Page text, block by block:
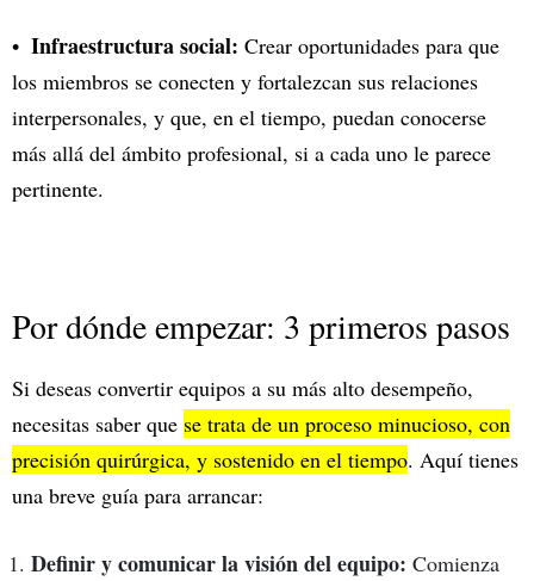
Infraestructura social: Crear oportunidades para que
los miembros se conecten y fortalezcan sus relaciones
interpersonales, y que, en el tiempo, puedan conocerse
más allá del ámbito profesional, si a cada uno le parece
pertinente.
Por dónde empezar: 3 primeros pasos
Si deseas convertir equipos a su más alto desempeño,
necesitas saber que se trata de un proceso minucioso, con
precisión quirúrgica, y sostenido en el tiempo. Aquí tienes
una breve guía para arrancar:
Definir y comunicar la visión del equipo: Comienza